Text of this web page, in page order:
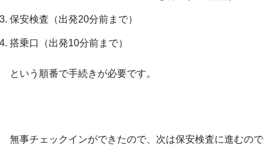
保安検査（出発20分前まで）
搭乗口（出発10分前まで）
という順番で手続きが必要です。
無事チェックインができたので、次は保安検査に進むので